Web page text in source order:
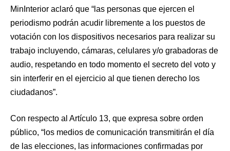
MinInterior aclaró que “las personas que ejercen el
periodismo podrán acudir libremente a los puestos de
votación con los dispositivos necesarios para realizar su
trabajo incluyendo, cámaras, celulares y/o grabadoras de
audio, respetando en todo momento el secreto del voto y
sin interferir en el ejercicio al que tienen derecho los
ciudadanos”.
Con respecto al Artículo 13, que expresa sobre orden
público, “los medios de comunicación transmitirán el día
de las elecciones, las informaciones confirmadas por